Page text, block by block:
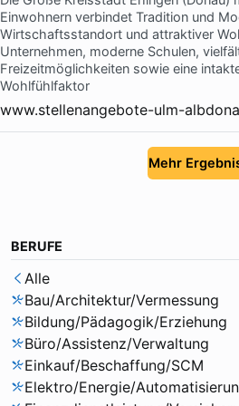
Einwohnern verbindet Tradition und
Wirtschaftsstandort und attraktiver
Unternehmen, moderne Schulen,
Freizeitmöglichkeiten sowie eine
Wohlfühlfaktor
www.stellenangebote-ulm-
Mehr
BERUFE
Alle
Bau/Architektur/Vermessung
Bildung/Pädagogik/Erziehung
Büro/Assistenz/Verwaltung
Einkauf/Beschaffung/SCM
Elektro/Energie/